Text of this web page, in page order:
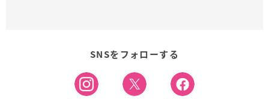
SNSをフォローする